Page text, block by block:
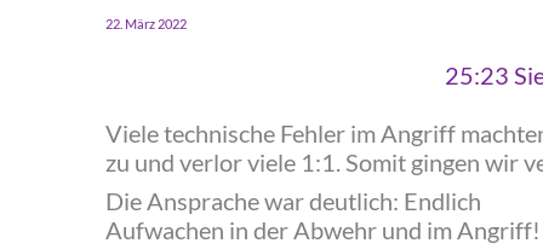
‍22. März 2022
‍25:23
‍Viele technische Fehler im Angriff
zu und verlor viele 1:1. Somit gingen wir
‍Die Ansprache war deutlich: Endlich
Aufwachen in der Abwehr und im Angriff!